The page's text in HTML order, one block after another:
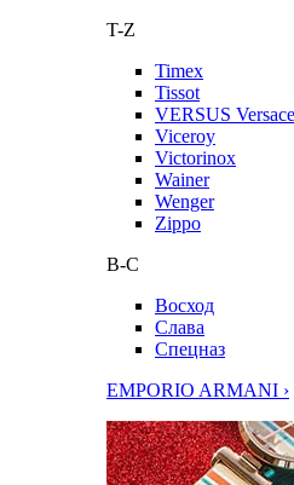
T-Z
Timex
Tissot
VERSUS Versace
Viceroy
Victorinox
Wainer
Wenger
Zippo
В-С
Восход
Слава
Спецназ
EMPORIO ARMANI ›